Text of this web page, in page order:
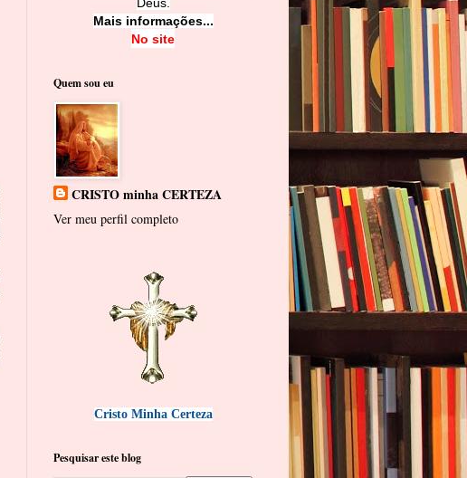
Mais informações...
No site
Quem sou eu
CRISTO minha CERTEZA
Ver meu perfil completo
Cristo Minha Certeza
Pesquisar este blog